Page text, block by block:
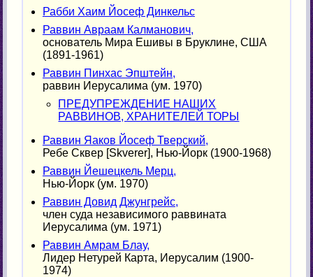
Рабби Хаим Йосеф Динкельс
Раввин Авраам Калманович,
основатель Мира Ешивы в Бруклине, США
(1891-1961)
Раввин Пинхас Эпштейн,
раввин Иерусалима (ум. 1970)
ПРЕДУПРЕЖДЕНИЕ НАШИХ
РАВВИНОВ, ХРАНИТЕЛЕЙ ТОРЫ
Раввин Яаков Йосеф Тверский,
Ребе Сквер [Skverer], Нью-Йорк (1900-1968)
Раввин Йешецкель Мерц,
Нью-Йорк (ум. 1970)
Раввин Довид Джунгрейс,
член суда независимого раввината
Иерусалима (ум. 1971)
Раввин Амрам Блау,
Лидер Нетурей Карта, Иерусалим (1900-
1974)